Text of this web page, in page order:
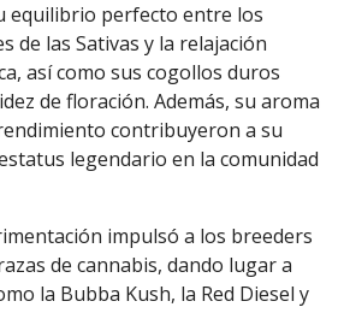
equilibrio perfecto entre los
de las Sativas y la relajación
así como sus cogollos duros
de floración. Además, su aroma
contribuyeron a su
legendario en la comunidad
impulsó a los breeders
de cannabis, dando lugar a
la Bubba Kush, la Red Diesel y